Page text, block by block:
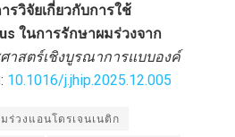
วิจัยเกี่ยวกับการใช้
ในการรักษาผมร่วงจาก
าสตร์เชิงบูรณาการแบบองค์
10.1016/j.jhip.2025.12.005
ร่วงแอนโดรเจนเนติก